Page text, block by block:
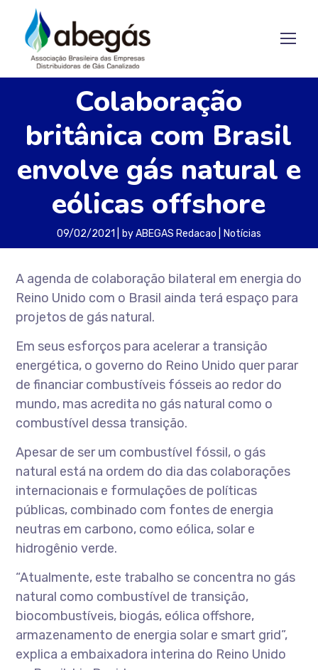
Colaboração
britânica com Brasil
envolve gás natural e
eólicas offshore
09/02/2021 byABEGAS Redacao Notícias
A agenda de colaboração bilateral em energia do
Reino Unido com o Brasil ainda terá espaço para
projetos de gás natural.
Em seus esforços para acelerar a transição
energética, o governo do Reino Unido quer parar
de financiar combustíveis fósseis ao redor do
mundo, mas acredita no gás natural como o
combustível dessa transição.
Apesar de ser um combustível fóssil, o gás
natural está na ordem do dia das colaborações
internacionais e formulações de políticas
públicas, combinado com fontes de energia
neutras em carbono, como eólica, solar e
hidrogênio verde.
“Atualmente, este trabalho se concentra no gás
natural como combustível de transição,
biocombustíveis, biogás, eólica offshore,
armazenamento de energia solar e smart grid”,
explica a embaixadora interina do Reino Unido